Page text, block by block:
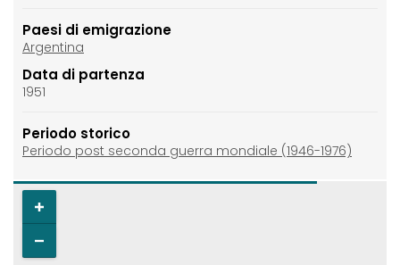
Paesi di emigrazione
Argentina
Data di partenza
1951
Periodo storico
Periodo post seconda guerra mondiale (1946-1976)